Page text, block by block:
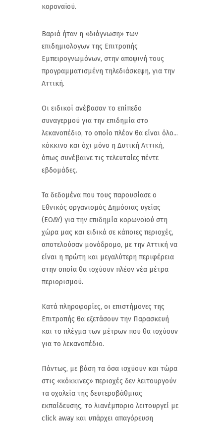
κοροναϊού.
Βαριά ήταν η «διάγνωση» των
επιδημιολογων της Επιτροπής
Εμπειρογνωμόνων, στην αποψινή τους
προγραμματισμένη τηλεδιάσκεψη, για την
Αττική.
Οι ειδικοί ανέβασαν το επίπεδο
συναγερμού για την επιδημία στο
λεκανοπέδιο, το οποίο πλέον θα είναι όλο...
κόκκινο και όχι μόνο η Δυτική Αττική,
όπως συνέβαινε τις τελευταίες πέντε
εβδομάδες.
Τα δεδομένα που τους παρουσίασε ο
Εθνικός οργανισμός Δημόσιας υγείας
(ΕΟΔΥ) για την επιδημία κορωνοϊού στη
χώρα μας και ειδικά σε κάποιες περιοχές,
αποτελούσαν μονόδρομο, με την Αττική να
είναι η πρώτη και μεγαλύτερη περιφέρεια
στην οποία θα ισχύουν πλέον νέα μέτρα
περιορισμού.
Κατά πληροφορίες, οι επιστήμονες της
Επιτροπής θα εξετάσουν την Παρασκευή
και το πλέγμα των μέτρων που θα ισχύουν
για το λεκανοπέδιο.
Πάντως, με βάση τα όσα ισχύουν και τώρα
στις «κόκκινες» περιοχές δεν λειτουργούν
τα σχολεία της δευτεροβάθμιας
εκπαίδευσης, το λιανέμποριο λειτουργεί με
click away και υπάρχει απαγόρευση